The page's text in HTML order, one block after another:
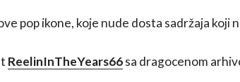
pop ikone, koje nude dosta sadržaja koji
ReelinInTheYears66sa dragocenom